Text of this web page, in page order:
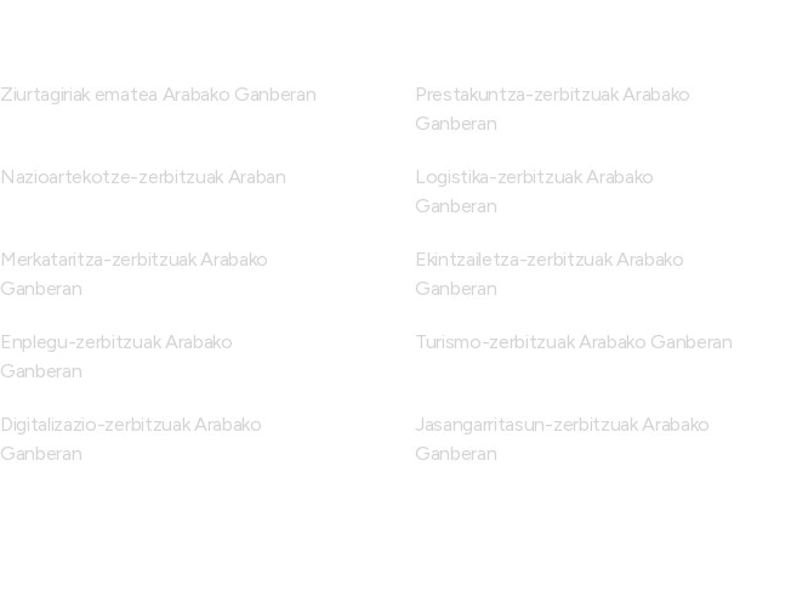
Ziurtagiriak ematea Arabako Ganberan
Prestakuntza-zerbitzuak Arabako
Ganberan
Nazioartekotze-zerbitzuak Araban
Logistika-zerbitzuak Arabako
Ganberan
Merkataritza-zerbitzuak Arabako
Ganberan
Ekintzailetza-zerbitzuak Arabako
Ganberan
Enplegu-zerbitzuak Arabako
Ganberan
Turismo-zerbitzuak Arabako Ganberan
Digitalizazio-zerbitzuak Arabako
Ganberan
Jasangarritasun-zerbitzuak Arabako
Ganberan